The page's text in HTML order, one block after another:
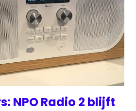
NPO Radio 2 blijft